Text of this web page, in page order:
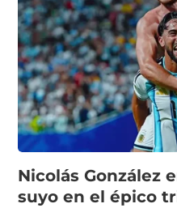
Nicolás González
suyo en el épico